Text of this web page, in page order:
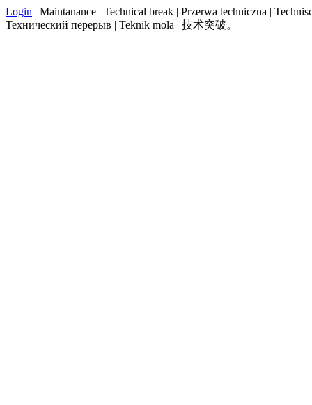
Login | Maintanance | Technical break | Przerwa techniczna |
Технический перерыв | Teknik mola | 技术突破。